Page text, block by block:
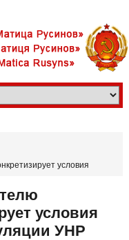
условия
условия
УНР​